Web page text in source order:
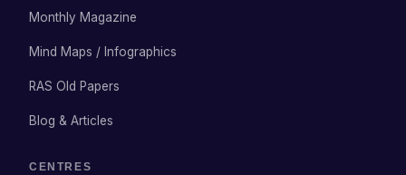
Monthly Magazine
Mind Maps / Infographics
RAS Old Papers
Blog & Articles
CENTRES